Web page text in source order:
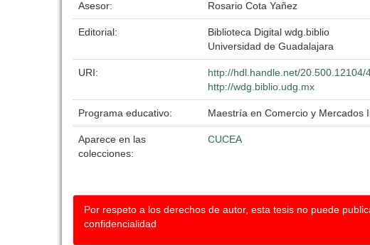
Asesor: Rosario Cota Yañez
Editorial:
Biblioteca Digital wdg.biblio
Universidad de Guadalajara
URI:
http://hdl.handle.net/20.500.12104/
http://wdg.biblio.udg.mx
Programa educativo: Maestría en Comercio y Mercados
Aparece en las
colecciones:
CUCEA
Por respeto a los derechos de autor, esta tesis no puede
confidencialidad